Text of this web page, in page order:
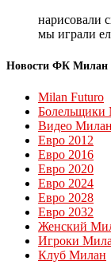
нарисовали
мы играли
Новости ФК Милан
Milan Futuro
Болельщики
Видео
Евро 2012
Евро 2016
Евро 2020
Евро 2024
Евро 2028
Евро 2032
Женский
Игроки
Клуб Милан